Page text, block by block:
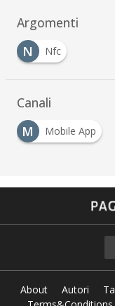
Argomenti
N
Nfc
Canali
M
Mobile App
About Autori